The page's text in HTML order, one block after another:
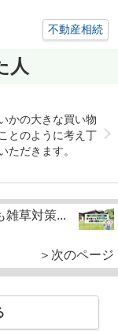
不動産相続
人
かの大きな買い物
とのように考え丁
ただきます。
雑草対策...
＞次のページ